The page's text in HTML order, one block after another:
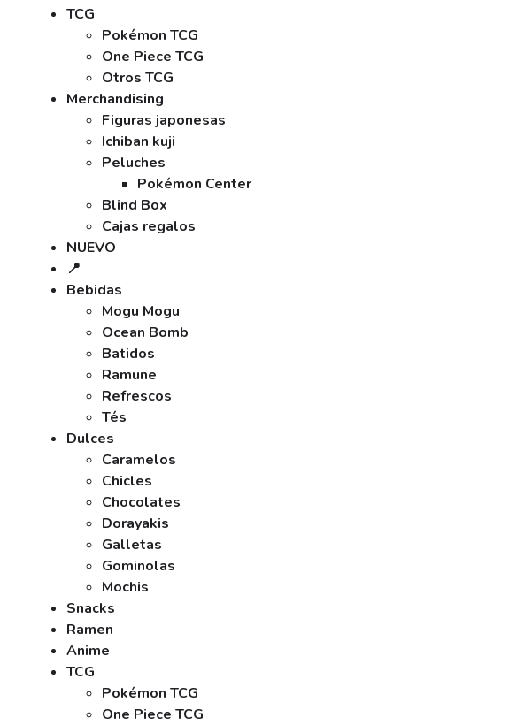
TCG
Pokémon TCG
One Piece TCG
Otros TCG
Merchandising
Figuras japonesas
Ichiban kuji
Peluches
Pokémon Center
Blind Box
Cajas regalos
NUEVO
📍
Bebidas
Mogu Mogu
Ocean Bomb
Batidos
Ramune
Refrescos
Tés
Dulces
Caramelos
Chicles
Chocolates
Dorayakis
Galletas
Gominolas
Mochis
Snacks
Ramen
Anime
TCG
Pokémon TCG
One Piece TCG